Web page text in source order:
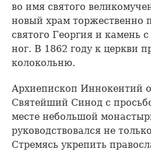
во имя святого
новый храм торжественно
святого Георгия и камень
ног. В 1862 году к церкви
колокольню.
Архиепископ Иннокентий
Святейший Синод с
месте небольшой
руководствовался не
Стремясь укрепить